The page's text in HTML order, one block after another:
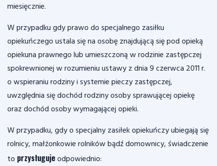
miesięcznie.
W przypadku gdy prawo do specjalnego zasiłku
opiekuńczego ustala się na osobę znajdującą się pod opieką
opiekuna prawnego lub umieszczoną w rodzinie zastępczej
spokrewnionej w rozumieniu ustawy z dnia 9 czerwca 2011 r.
o wspieraniu rodziny i systemie pieczy zastępczej,
uwzględnia się dochód rodziny osoby sprawującej opiekę
oraz dochód osoby wymagającej opieki.
W przypadku, gdy o specjalny zasiłek opiekuńczy ubiegają się
rolnicy, małżonkowie rolników bądź domownicy, świadczenie
to przysługujeodpowiednio: